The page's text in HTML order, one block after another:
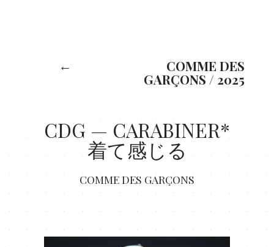
← COMME DES
GARÇONS / 2025
CDG — CARABINER*
着て感じる
COMME DES GARÇONS